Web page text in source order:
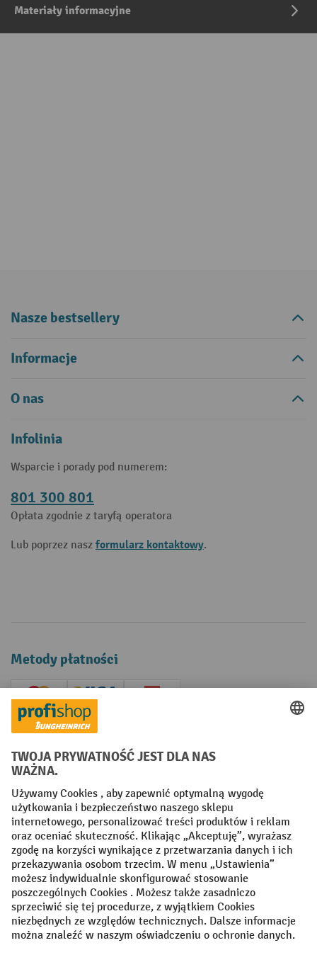
Materiały informacyjne
Nasze bestsellery
Informacje
O nas
Infolinia
Wsparcie i porady pod numerem:
801 300 801
Opłata zgodnie z taryfą operatora
Lub poprzez nasz formularz kontaktowy.
Metody płatności
Creditcard (Master)Creditcard (Visa)
Factura Przedpłata
Sieci społecznościowe
Facebook
YouTube
LinkedIn
Instagram
Regulamin Impressum PL
Oświadczenie o ochronie danych
Ustawienia prywatności